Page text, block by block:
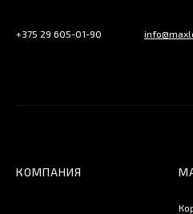
+375 29 605-01-90
КОМПАНИЯ